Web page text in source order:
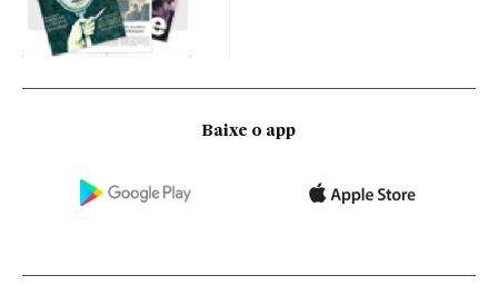
Baixe o app